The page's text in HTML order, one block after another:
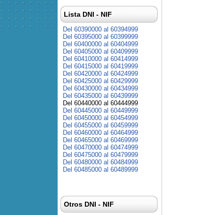
Lista DNI - NIF
Del 60390000 al 60394999
Del 60395000 al 60399999
Del 60400000 al 60404999
Del 60405000 al 60409999
Del 60410000 al 60414999
Del 60415000 al 60419999
Del 60420000 al 60424999
Del 60425000 al 60429999
Del 60430000 al 60434999
Del 60435000 al 60439999
Del 60440000 al 60444999
Del 60445000 al 60449999
Del 60450000 al 60454999
Del 60455000 al 60459999
Del 60460000 al 60464999
Del 60465000 al 60469999
Del 60470000 al 60474999
Del 60475000 al 60479999
Del 60480000 al 60484999
Del 60485000 al 60489999
Otros DNI - NIF